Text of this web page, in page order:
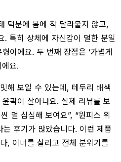
덕분에 몸에 착 달라붙지 않고,
. 특히 상체에 자신감이 덜한 분일
이에요. 두 번째 장점은 ‘가볍게
요.
해 보일 수 있는데, 테두리 배색
곽이 살아나요. 실제 리뷰를 보
덜 심심해 보여요”, “원피스 위
후기가 많았습니다. 이런 제품
, 이너를 살리고 전체 분위기를